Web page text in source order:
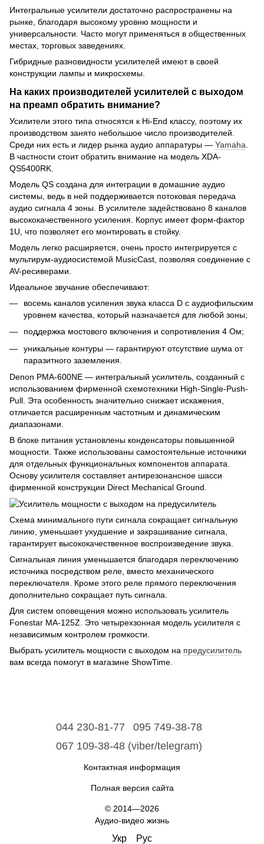
Интегральные усилители достаточно распространены на
рынке, благодаря высокому уровню мощности и
универсальности. Часто могут применяться в общественных
местах, торговых заведениях.
Гибридные разновидности усилителей имеют в своей
конструкции лампы и микросхемы.
На каких производителей усилителей с выходом
на преамп обратить внимание?
Усилители этого типа относятся к Hi-End классу, поэтому их
производством занято небольшое число производителей.
Среди них есть и лидер рынка аудио аппаратуры — Yamaha
В частности стоит обратить внимание на модель XDA-
QS5400RK.
Модель QS создана для интеграции в домашние аудио
системы, ведь в ней поддерживается потоковая передача
аудио сигнала 4 зоны. В усилителе задействовано 8 каналов
высококачественного усиления. Корпус имеет форм-фактор
1U, что позволяет его монтировать в стойку.
Модель легко расширяется, очень просто интегрируется с
мультирум-аудиосистемой MusicCast, позволяя соединение с
AV-ресиверами.
Идеальное звучание обеспечивают:
восемь каналов усиления звука класса D с аудиофильским
уровнем качества, который назначается для любой зоны;
поддержка мостового включения и сопротивления 4 Ом;
уникальные контуры — гарантируют отсутствие шума от
паразитного заземления.
Denon PMA-600NE — интегральный усилитель, созданный с
использованием фирменной схемотехники High-Single-Push-
Pull. Эта особенность значительно снижает искажения,
отличается расширенным частотным и динамическим
диапазонами.
В блоке питания установлены конденсаторы повышенной
мощности. Также использованы самостоятельные источники
для отдельных функциональных компонентов аппарата.
Основу усилителя составляет антирезонансное шасси
фирменной конструкции Direct Mechanical Ground.
Схема минимального пути сигнала сокращает сигнальную
линию, уменьшает ухудшение и закрашивание сигнала,
гарантирует высококачественное воспроизведение звука.
Сигнальная линия уменьшается благодаря переключению
источника посредством реле, вместо механического
переключателя. Кроме этого реле прямого переключения
дополнительно сокращает путь сигнала.
Для систем оповещения можно использовать усилитель
Fonestar MA-125Z. Это четырехзонная модель усилителя с
независимым контролем громкости.
Выбрать усилитель мощности с выходом на предусилитель
вам всегда помогут в магазине ShowTime.
044 230-81-77
095 749-38-78
067 109-38-48 (viber/telegram)
Контактная информация
Полная версия сайта
© 2014—2026
Аудио-видео жизнь
Укр Рус